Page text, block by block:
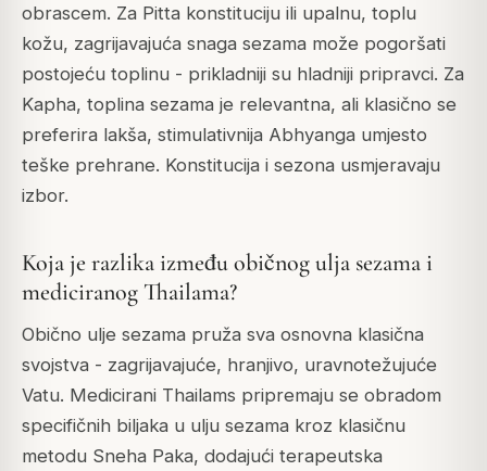
obrascem. Za Pitta konstituciju ili upalnu, toplu
kožu, zagrijavajuća snaga sezama može pogoršati
postojeću toplinu - prikladniji su hladniji pripravci. Za
Kapha, toplina sezama je relevantna, ali klasično se
preferira lakša, stimulativnija Abhyanga umjesto
teške prehrane. Konstitucija i sezona usmjeravaju
izbor.
Koja je razlika između običnog ulja sezama i
mediciranog Thailama?
Obično ulje sezama pruža sva osnovna klasična
svojstva - zagrijavajuće, hranjivo, uravnotežujuće
Vatu. Medicirani Thailams pripremaju se obradom
specifičnih biljaka u ulju sezama kroz klasičnu
metodu Sneha Paka, dodajući terapeutska